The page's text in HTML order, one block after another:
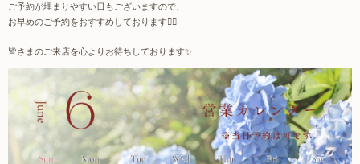
ご予約が埋まりやすい日もございますので、
お早めのご予約をおすすめしております🙇‍♀️
皆さまのご来店を心よりお待ちしております✨